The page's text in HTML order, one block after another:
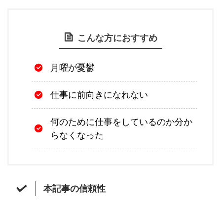
こんな方におすすめ
月曜が憂鬱
仕事に前向きになれない
何のために仕事をしているのか分か
らなくなった
本記事の信頼性